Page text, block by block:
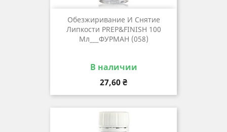
Обезжиривание И Снятие
Липкости PREP&FINISH 100
Мл___ФУРМАН (058)
В наличии
Цена
27,60 ₴